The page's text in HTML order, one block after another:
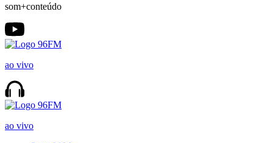
som+conteúdo
ao vivo
ao vivo